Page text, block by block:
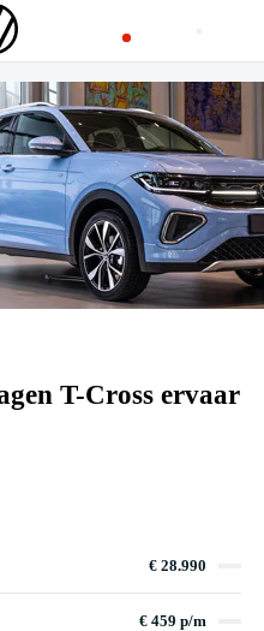
T-Cross ervaar
€ 28.990
€ 459 p/m